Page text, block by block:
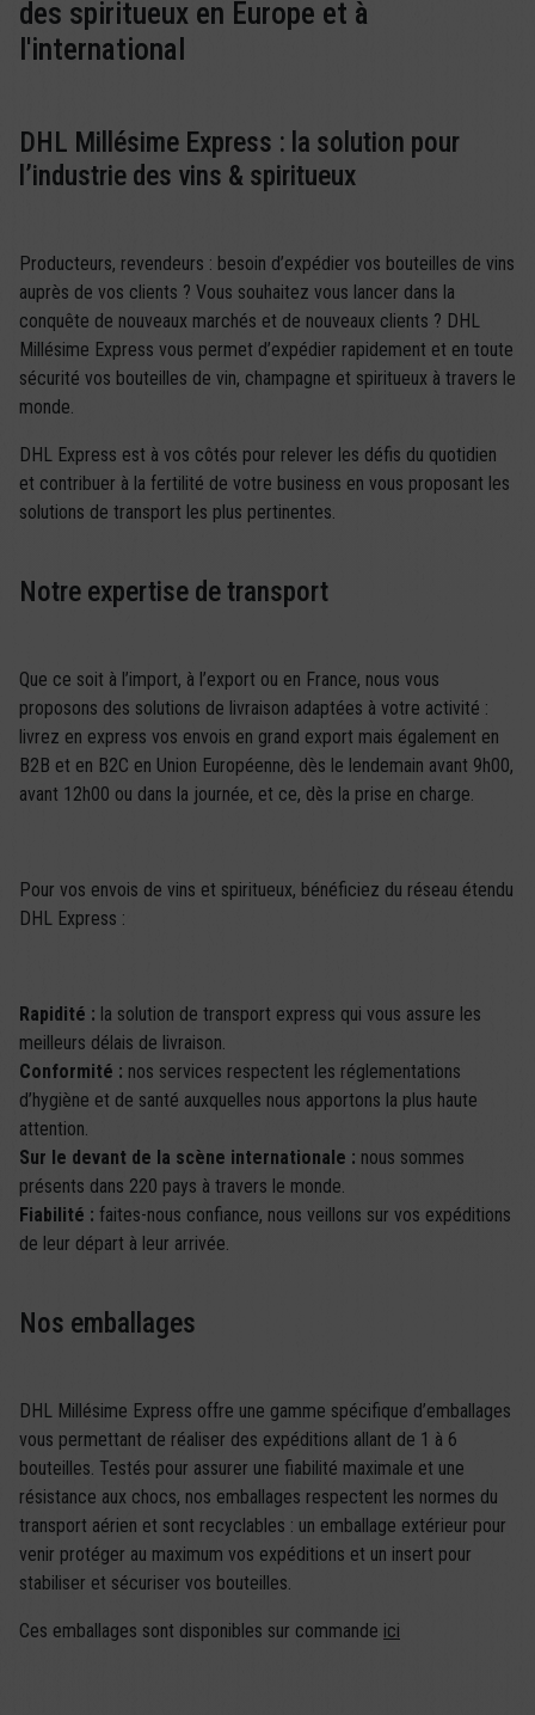
des spiritueux en Europe et à
l'international
DHL Millésime Express : la solution pour
l’industrie des vins & spiritueux
Producteurs, revendeurs : besoin d’expédier vos bouteilles de vins
auprès de vos clients ? Vous souhaitez vous lancer dans la
conquête de nouveaux marchés et de nouveaux clients ? DHL
Millésime Express vous permet d’expédier rapidement et en toute
sécurité vos bouteilles de vin, champagne et spiritueux à travers le
monde.
DHL Express est à vos côtés pour relever les défis du quotidien
et contribuer à la fertilité de votre business en vous proposant les
solutions de transport les plus pertinentes.
Notre expertise de transport
Que ce soit à l’import, à l’export ou en France, nous vous
proposons des solutions de livraison adaptées à votre activité :
livrez en express vos envois en grand export mais également en
B2B et en B2C en Union Européenne, dès le lendemain avant 9h00,
avant 12h00 ou dans la journée, et ce, dès la prise en charge.
Pour vos envois de vins et spiritueux, bénéficiez du réseau étendu
DHL Express :
Rapidité : la solution de transport express qui vous assure les
meilleurs délais de livraison.
Conformité : nos services respectent les réglementations
d’hygiène et de santé auxquelles nous apportons la plus haute
attention.
Sur le devant de la scène internationale : nous sommes
présents dans 220 pays à travers le monde.
Fiabilité : faites-nous confiance, nous veillons sur vos expéditions
de leur départ à leur arrivée.
Nos emballages
DHL Millésime Express offre une gamme spécifique d’emballages
vous permettant de réaliser des expéditions allant de 1 à 6
bouteilles. Testés pour assurer une fiabilité maximale et une
résistance aux chocs, nos emballages respectent les normes du
transport aérien et sont recyclables : un emballage extérieur pour
venir protéger au maximum vos expéditions et un insert pour
stabiliser et sécuriser vos bouteilles.
Ces emballages sont disponibles sur commande ici